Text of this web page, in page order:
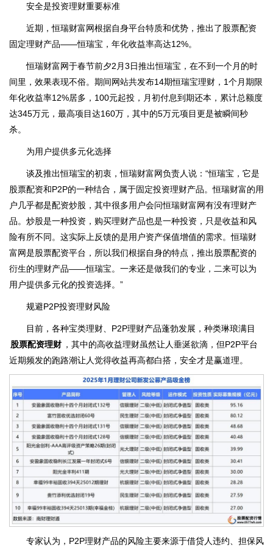
安全是投资理财重要标准
近期，恒瑞财富网根据自身平台特质和优势，推出了股票配资
固定理财产品——恒瑞宝，年化收益率高达12%。
恒瑞财富网于春节前夕2月3日推出恒瑞宝，在不到一个月的时
间里，效果表现不俗。期间网站共发布14期恒瑞宝理财，1个月期限
年化收益率12%居多，100元起投，月初付息到期还本，累计总额度
达345万元，最高项目达160万，其中的5万元项目更是被瞬间秒
杀。
为用户提供多元化选择
谈及推出恒瑞宝的初衷，恒瑞财富网负责人说：“恒瑞宝，它是
股票配资和P2P的一种结合，属于固定投资理财产品。恒瑞财富的用
户几乎都是配资炒股，其中很多用户会问恒瑞财富网有没有理财产
品。炒股是一种投资，购买理财产品也是一种投资，只是收益和风
险有所不同。这实际上反馈的是用户资产保值增值的需求。恒瑞财
富网是股票配资平台，所以我们根据自身的特点，推出股票配资的
衍生的理财产品——恒瑞宝。一来还是做我们的专业，二来可以为
用户提供多元化的投资选择。”
规避P2P投资理财风险
目前，各种宝类理财、P2P理财产品蓬勃发展，种类琳琅满目
股票配资理财 ，其中的高收益理财虽然让人垂涎欲滴，但P2P平台
近期频发的跑路潮让人觉得收益再高都白搭，安全才是赢道理。
专家认为，P2P理财产品的风险主要来源于借贷人违约、担保风